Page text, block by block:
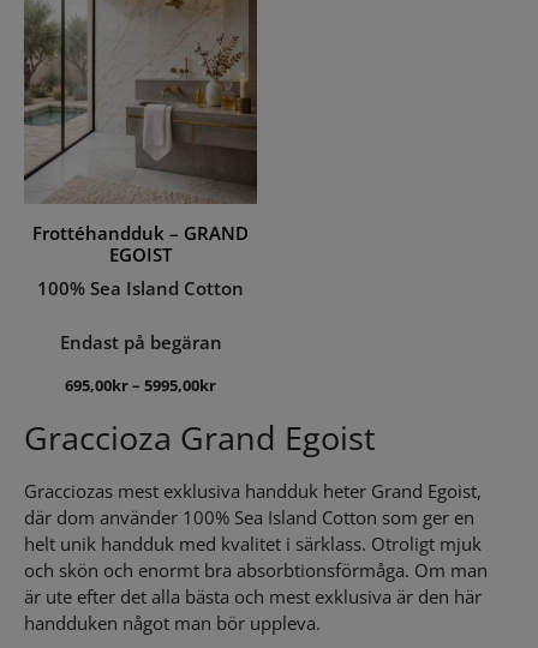
Frottéhandduk – GRAND
EGOIST
100% Sea Island Cotton
Endast på begäran
695,00kr– 5995,00kr
Graccioza Grand Egoist
Gracciozas mest exklusiva handduk heter Grand Egoist,
där dom använder 100% Sea Island Cotton som ger en
helt unik handduk med kvalitet i särklass. Otroligt mjuk
och skön och enormt bra absorbtionsförmåga. Om man
är ute efter det alla bästa och mest exklusiva är den här
handduken något man bör uppleva.